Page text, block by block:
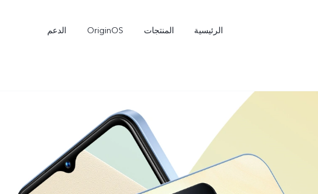
الرئيسية المنتجات OriginOS الدعم